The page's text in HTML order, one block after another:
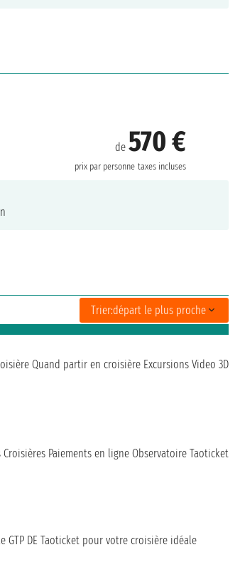
de570 €
prix par personne taxes incluses
Trier:départ le plus proche
Quand partir en croisière Excursions Video 3D
Croisières Paiements en ligne Observatoire Taoticket
GTP DE Taoticket pour votre croisière idéale